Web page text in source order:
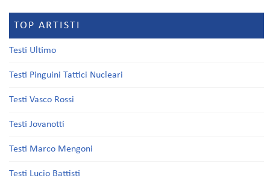
TOP ARTISTI
Testi Ultimo
Testi Pinguini Tattici Nucleari
Testi Vasco Rossi
Testi Jovanotti
Testi Marco Mengoni
Testi Lucio Battisti